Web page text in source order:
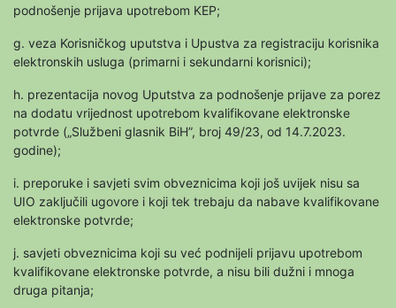
podnošenje prijava upotrebom KEP;
g. veza Korisničkog uputstva i Upustva za registraciju korisnika
elektronskih usluga (primarni i sekundarni korisnici);
h. prezentacija novog Uputstva za podnošenje prijave za porez
na dodatu vrijednost upotrebom kvalifikovane elektronske
potvrde („Službeni glasnik BiH”, broj 49/23, od 14.7.2023.
godine);
i. preporuke i savjeti svim obveznicima koji još uvijek nisu sa
UIO zaključili ugovore i koji tek trebaju da nabave kvalifikovane
elektronske potvrde;
j. savjeti obveznicima koji su već podnijeli prijavu upotrebom
kvalifikovane elektronske potvrde, a nisu bili dužni i mnoga
druga pitanja;